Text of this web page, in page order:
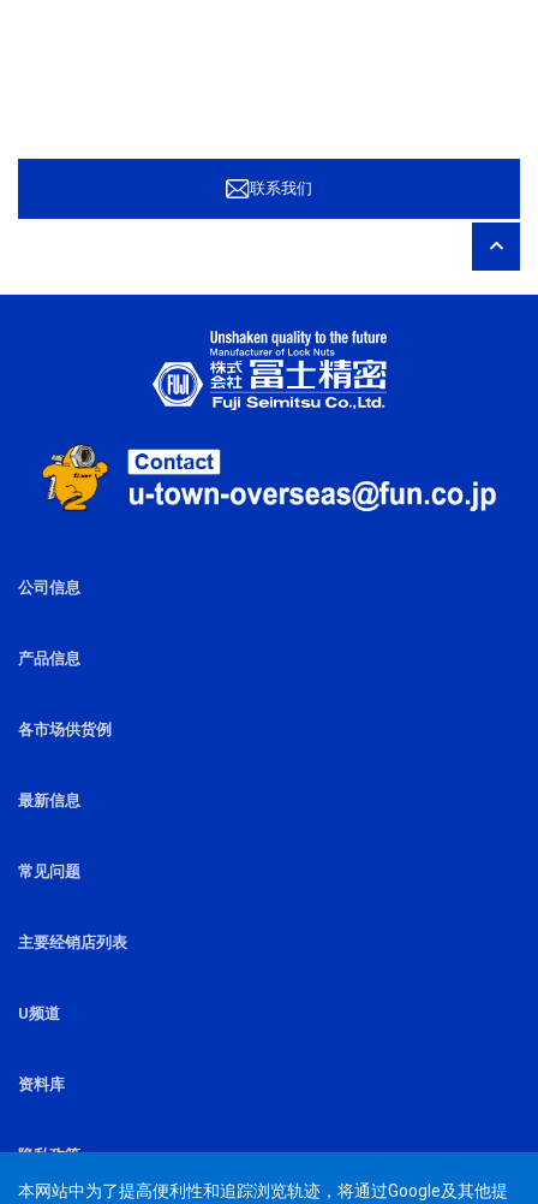
联系我们
公司信息
产品信息
各市场供货例
最新信息
常见问题
主要经销店列表
U频道
资料库
隐私政策
本网站中为了提高便利性和追踪浏览轨迹，将通过Google及其他提